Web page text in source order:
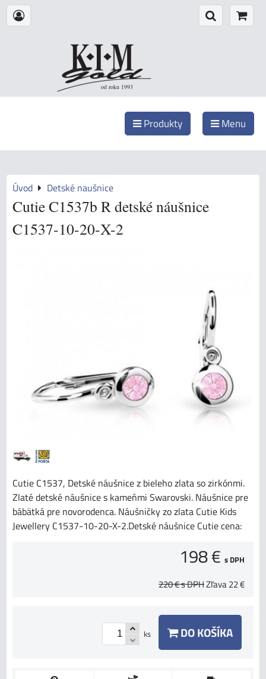
od roku 1993
Produkty Menu
Úvod Detské naušnice
Cutie C1537b R detské náušnice
C1537-10-20-X-2
Cutie C1537, Detské náušnice z bieleho zlata so zirkónmi.
Zlaté detské náušnice s kameňmi Swarovski. Náušnice pre
bábätká pre novorodenca. Náušničky zo zlata Cutie Kids
Jewellery C1537-10-20-X-2.Detské náušnice Cutie cena:
198 € s DPH
220 €s DPHZľava22 €
ks DO KOŠÍKA